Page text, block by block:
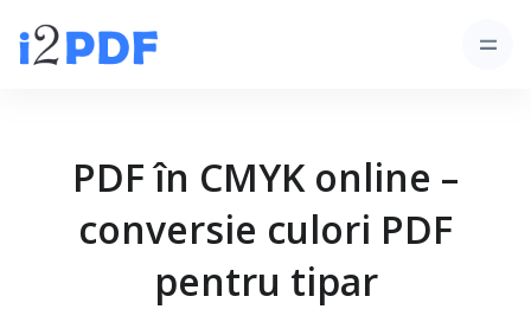
PDF în CMYK online –
conversie culori PDF
pentru tipar